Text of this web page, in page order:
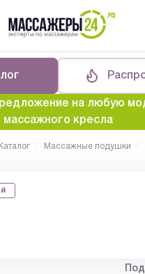
на любую
массажного кресла
Каталог / Массажные подушки /